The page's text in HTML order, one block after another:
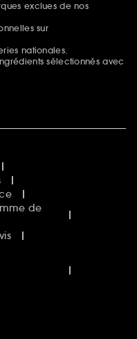
exclues de nos
sur
nationales.
sélectionnés avec
de